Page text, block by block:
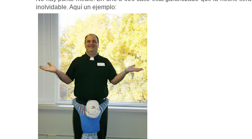
inolvidable. Aquí un ejemplo: